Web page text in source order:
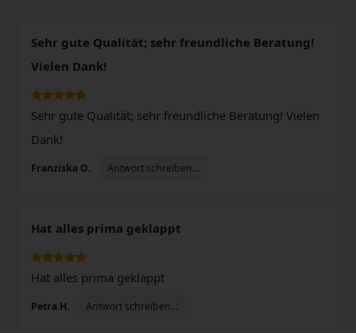
Sehr gute Qualität; sehr freundliche Beratung!
Vielen Dank!
Sehr gute Qualität; sehr freundliche Beratung! Vielen
Dank!
Franziska O. Antwort schreiben...
Hat alles prima geklappt
Hat alles prima geklappt
Petra H. Antwort schreiben...